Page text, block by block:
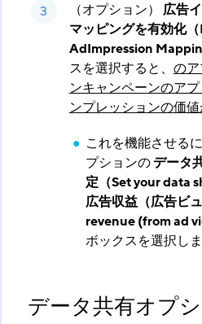
（オプション） 広告
マッピングを有効化
AdImpression
スを選択すると、の
ンキャンペーンのア
ンプレッションの価
これを機能させる
プションのデータ
定（Set your data
広告収益（広告ビ
revenue (from ad
ボックスを選択しま
データ共有オプ